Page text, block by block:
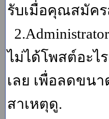
รับเมื่อคุณสมัค
ไม่ได้โพสต์อะไ
เลย เพื่อลดขน
สาเหตุดู.